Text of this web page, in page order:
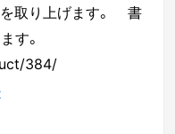
取り上げます。
書
す。
384/